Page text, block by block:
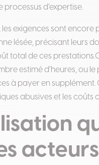
d’expertise.
exigences sont encore
lésée, précisant leurs
total de ces prestations.
estimé d’heures, ou
à payer en
abusives et les coûts
acteurs